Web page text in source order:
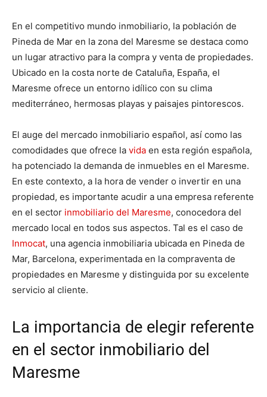
En el competitivo mundo inmobiliario, la población de
Pineda de Mar en la zona del Maresme se destaca como
un lugar atractivo para la compra y venta de propiedades.
Ubicado en la costa norte de Cataluña, España, el
Maresme ofrece un entorno idílico con su clima
mediterráneo, hermosas playas y paisajes pintorescos.
El auge del mercado inmobiliario español, así como las
comodidades que ofrece la vida en esta región española,
ha potenciado la demanda de inmuebles en el Maresme.
En este contexto, a la hora de vender o invertir en una
propiedad, es importante acudir a una empresa referente
en el sector inmobiliario del Maresme, conocedora del
mercado local en todos sus aspectos. Tal es el caso de
Inmocat, una agencia inmobiliaria ubicada en Pineda de
Mar, Barcelona, experimentada en la compraventa de
propiedades en Maresme y distinguida por su excelente
servicio al cliente.
La importancia de elegir referente
en el sector inmobiliario del
Maresme